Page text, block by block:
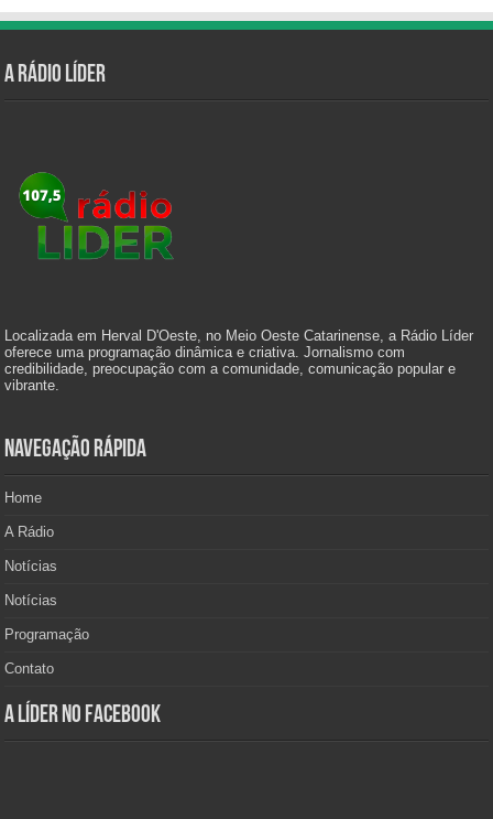
A Rádio Líder
Localizada em Herval D'Oeste, no Meio Oeste Catarinense, a Rádio Líder
oferece uma programação dinâmica e criativa. Jornalismo com
credibilidade, preocupação com a comunidade, comunicação popular e
vibrante.
Navegação Rápida
Home
A Rádio
Notícias
Notícias
Programação
Contato
A Líder no Facebook